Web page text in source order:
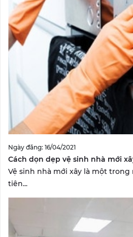
Ngày đăng: 16/04/2021
Cách dọn dẹp vệ sinh nhà mới
Vệ sinh nhà mới xây là một
tiên...